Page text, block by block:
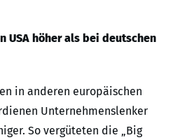
USA höher als bei deutschen
in anderen europäischen
Unternehmenslenker
So vergüteten die „Big